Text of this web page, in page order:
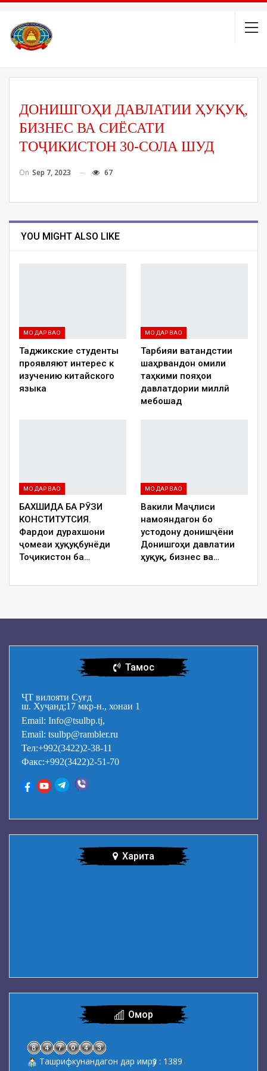
ДОНИШГОҲИ ДАВЛАТИИ ҲУҚУҚ,
БИЗНЕС ВА СИЁСАТИ
ТОҶИКИСТОН 30-СОЛА ШУД
On Sep 7, 2023 67
YOU MIGHT ALSO LIKE
МО ДАР ВАО
Таджикские студенты
проявляют интерес к
изучению китайского
языка
МО ДАР ВАО
Тарбияи ватандӯстии
шаҳрвандон омили
таҳкими пояҳои
давлатдории миллӣ
мебошад
МО ДАР ВАО
БАХШИДА БА РӮЗИ
КОНСТИТУТСИЯ.
Фардои дурахшони
ҷомеаи ҳуқуқбунёди
Тоҷикистон ба…
МО ДАР ВАО
Вакили Маҷлиси
намояндагон бо
устодону донишҷӯёни
Донишгоҳи давлатии
ҳуқуқ, бизнес ва…
Тамос
ҶТ вилояти Суғд
ш. Хуҷанд;17 мкр-н., хонаи 1
Email: Info@tsulbp.tj,
Email: tsulbp@rambler.ru
Тел:+992(3422)2-38-11
Факс:+992(3422)2-51-70
Харита
Омор
Ташрифкунандагон дар имрӯз : 1389